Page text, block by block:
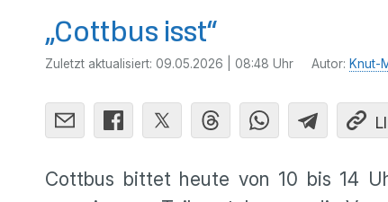
„Cottbus isst“
Zuletzt aktualisiert: 09.05.2026 | 08:48 Uhr Autor: Knut-
Cottbus bittet heute von 10 bis 14